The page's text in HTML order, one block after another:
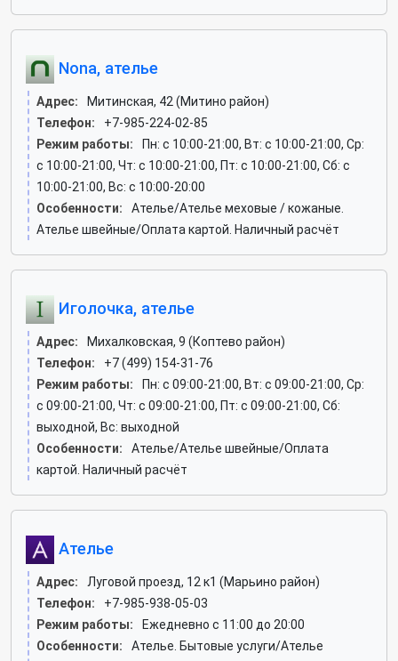
Nona, ателье
Адрес:
Митинская, 42 (Митино район)
Телефон:
+7-985-224-02-85
Режим работы:
Пн: c 10:00-21:00, Вт: c 10:00-21:00, Ср:
c 10:00-21:00, Чт: c 10:00-21:00, Пт: c 10:00-21:00, Сб: c
10:00-21:00, Вс: c 10:00-20:00
Особенности:
Ателье/Ателье меховые / кожаные.
Ателье швейные/Оплата картой. Наличный расчёт
Иголочка, ателье
Адрес:
Михалковская, 9 (Коптево район)
Телефон:
+7 (499) 154-31-76
Режим работы:
Пн: c 09:00-21:00, Вт: c 09:00-21:00, Ср:
c 09:00-21:00, Чт: c 09:00-21:00, Пт: c 09:00-21:00, Сб:
выходной, Вс: выходной
Особенности:
Ателье/Ателье швейные/Оплата
картой. Наличный расчёт
Ателье
Адрес:
Луговой проезд, 12 к1 (Марьино район)
Телефон:
+7-985-938-05-03
Режим работы:
Ежедневно с 11:00 до 20:00
Особенности:
Ателье. Бытовые услуги/Ателье